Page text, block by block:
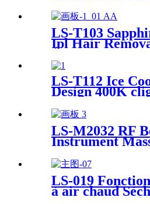
Fer à friser
LS-T103
Ipl Hair
gamme Épilation
LS-T112 Ice
Design 400K
IPL épilateur
machine
LS-M2032 RF
Instrument
domestique
Light Therapy
Microcurrent
Massager
LS-019
à air chaud